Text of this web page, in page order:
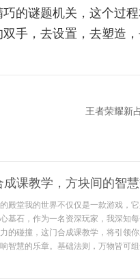
的谜题机关，这个过
手，去设置，去塑造
王者荣耀新
成课教学，方块间的智
殿堂我的世界不仅仅是一款游戏，
基石，作为一名资深玩家，我深知
的碰撞，这门合成课教学，将引领
智慧的乐章。基础法则，万物皆可